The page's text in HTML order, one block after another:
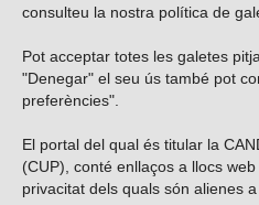
consulteu la nostra política de
Pot acceptar totes les galetes
"Denegar" el seu ús també pot
preferències".
El portal del qual és titular la
(CUP), conté enllaços a llocs
privacitat dels quals són alienes
Vols subscriure’t